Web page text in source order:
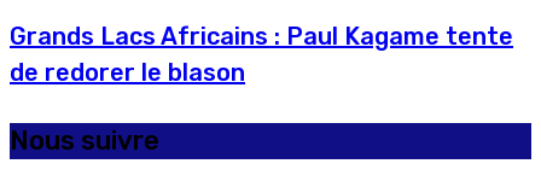
Grands Lacs Africains : Paul Kagame tente
de redorer le blason
Nous suivre